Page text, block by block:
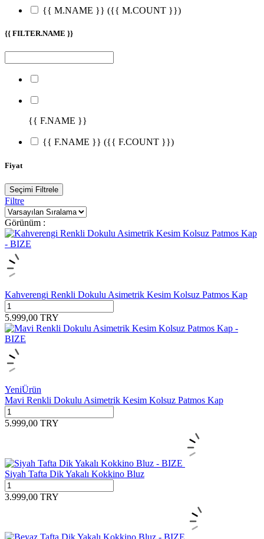
{{ M.NAME }} ({{ M.COUNT }})
{{ FILTER.NAME }}
{{ F.NAME }}
{{ F.NAME }} ({{ F.COUNT }})
Fiyat
Seçimi Filtrele
Filtre
Görünüm :
Kahverengi Renkli Dokulu Asimetrik Kesim Kolsuz Patmos Kap
5.999,00 TRY
YeniÜrün
Mavi Renkli Dokulu Asimetrik Kesim Kolsuz Patmos Kap
5.999,00 TRY
Siyah Tafta Dik Yakalı Kokkino Bluz
3.999,00 TRY